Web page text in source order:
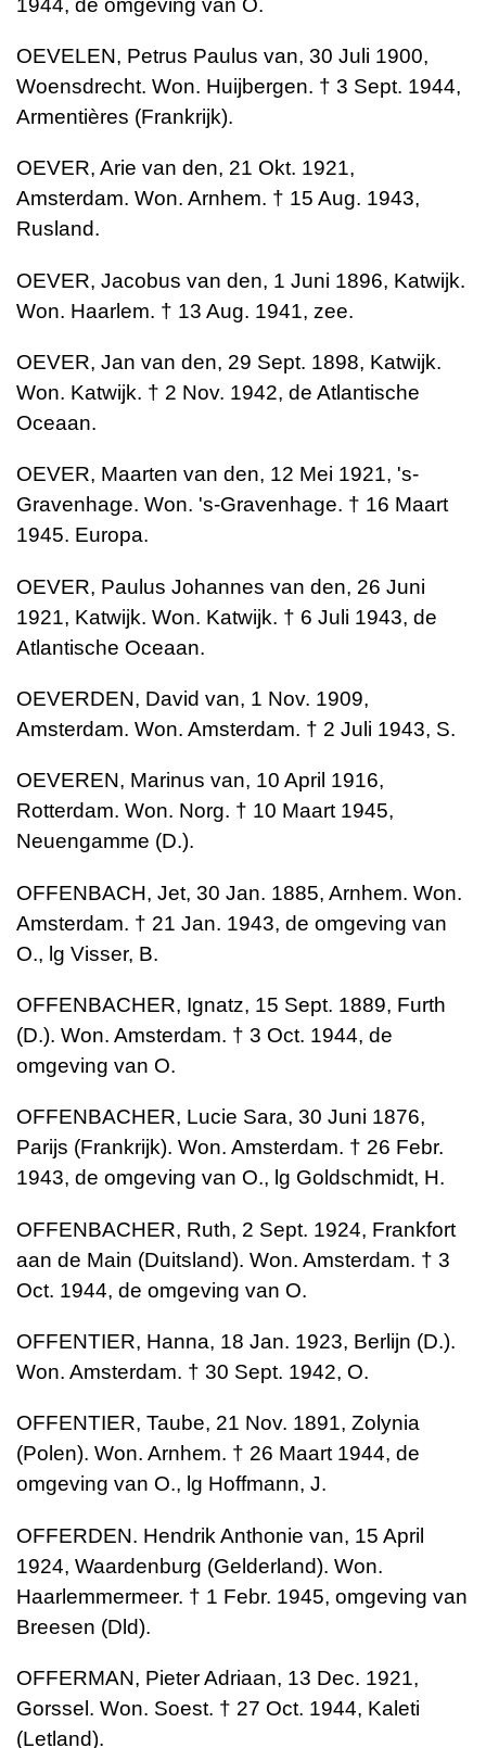
OEVELEN, Petrus Paulus van, 30 Juli 1900,
Woensdrecht. Won. Huijbergen. † 3 Sept. 1944,
Armentières (Frankrijk).
OEVER, Arie van den, 21 Okt. 1921,
Amsterdam. Won. Arnhem. † 15 Aug. 1943,
Rusland.
OEVER, Jacobus van den, 1 Juni 1896, Katwijk.
Won. Haarlem. † 13 Aug. 1941, zee.
OEVER, Jan van den, 29 Sept. 1898, Katwijk.
Won. Katwijk. † 2 Nov. 1942, de Atlantische
Oceaan.
OEVER, Maarten van den, 12 Mei 1921, 's-
Gravenhage. Won. 's-Gravenhage. † 16 Maart
1945. Europa.
OEVER, Paulus Johannes van den, 26 Juni
1921, Katwijk. Won. Katwijk. † 6 Juli 1943, de
Atlantische Oceaan.
OEVERDEN, David van, 1 Nov. 1909,
Amsterdam. Won. Amsterdam. † 2 Juli 1943, S.
OEVEREN, Marinus van, 10 April 1916,
Rotterdam. Won. Norg. † 10 Maart 1945,
Neuengamme (D.).
OFFENBACH, Jet, 30 Jan. 1885, Arnhem. Won.
Amsterdam. † 21 Jan. 1943, de omgeving van
O., lg Visser, B.
OFFENBACHER, Ignatz, 15 Sept. 1889, Furth
(D.). Won. Amsterdam. † 3 Oct. 1944, de
omgeving van O.
OFFENBACHER, Lucie Sara, 30 Juni 1876,
Parijs (Frankrijk). Won. Amsterdam. † 26 Febr.
1943, de omgeving van O., lg Goldschmidt, H.
OFFENBACHER, Ruth, 2 Sept. 1924, Frankfort
aan de Main (Duitsland). Won. Amsterdam. † 3
Oct. 1944, de omgeving van O.
OFFENTIER, Hanna, 18 Jan. 1923, Berlijn (D.).
Won. Amsterdam. † 30 Sept. 1942, O.
OFFENTIER, Taube, 21 Nov. 1891, Zolynia
(Polen). Won. Arnhem. † 26 Maart 1944, de
omgeving van O., lg Hoffmann, J.
OFFERDEN. Hendrik Anthonie van, 15 April
1924, Waardenburg (Gelderland). Won.
Haarlemmermeer. † 1 Febr. 1945, omgeving van
Breesen (Dld).
OFFERMAN, Pieter Adriaan, 13 Dec. 1921,
Gorssel. Won. Soest. † 27 Oct. 1944, Kaleti
(Letland).